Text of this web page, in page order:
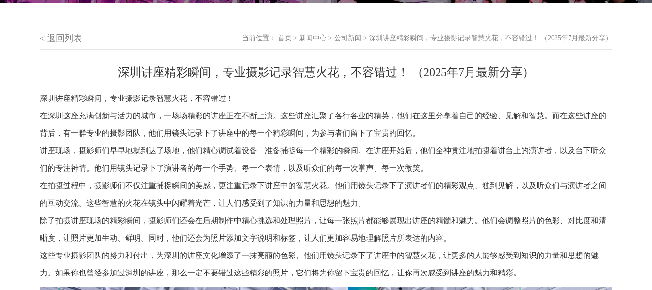
< 返回列表 当前位置： 首页 > 新闻中心 > 公司新闻 > 深圳讲座精彩瞬间，专业摄影记录智慧火花，不容错过！ （2025年7月最新分享）
深圳讲座精彩瞬间，专业摄影记录智慧火花，不容错过！ （2025年7月最新分享）
深圳讲座精彩瞬间，专业摄影记录智慧火花，不容错过！
在深圳这座充满创新与活力的城市，一场场精彩的讲座正在不断上演。这些讲座汇聚了各行各业的精英，他们在这里分享着自己的经验、见解和智慧。而在这些讲座的
背后，有一群专业的摄影团队，他们用镜头记录下了讲座中的每一个精彩瞬间，为参与者们留下了宝贵的回忆。
讲座现场，摄影师们早早地就到达了场地，他们精心调试着设备，准备捕捉每一个精彩的瞬间。在讲座开始后，他们全神贯注地拍摄着讲台上的演讲者，以及台下听众
们的专注神情。他们用镜头记录下了演讲者的每一个手势、每一个表情，以及听众们的每一次掌声、每一次微笑。
在拍摄过程中，摄影师们不仅注重捕捉瞬间的美感，更注重记录下讲座中的智慧火花。他们用镜头记录下了演讲者们的精彩观点、独到见解，以及听众们与演讲者之间
的互动交流。这些智慧的火花在镜头中闪耀着光芒，让人们感受到了知识的力量和思想的魅力。
除了拍摄讲座现场的精彩瞬间，摄影师们还会在后期制作中精心挑选和处理照片，让每一张照片都能够展现出讲座的精髓和魅力。他们会调整照片的色彩、对比度和清
晰度，让照片更加生动、鲜明。同时，他们还会为照片添加文字说明和标签，让人们更加容易地理解照片所表达的内容。
这些专业摄影团队的努力和付出，为深圳的讲座文化增添了一抹亮丽的色彩。他们用镜头记录下了讲座中的智慧火花，让更多的人能够感受到知识的力量和思想的魅
力。如果你也曾经参加过深圳的讲座，那么一定不要错过这些精彩的照片，它们将为你留下宝贵的回忆，让你再次感受到讲座的魅力和精彩。